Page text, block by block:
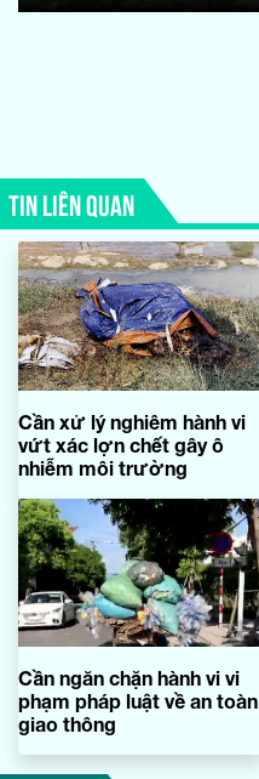
TIN LIÊN QUAN
Cần xử lý nghiêm hành vi
vứt xác lợn chết gây ô
nhiễm môi trường
Cần ngăn chặn hành vi vi
phạm pháp luật về an toàn
giao thông